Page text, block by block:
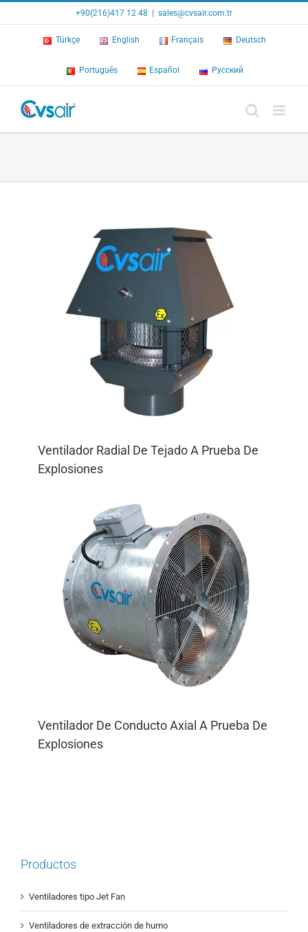
+90(216)417 12 48 sales@cvsair.com.tr
Türkçe English Français Deutsch
Português Español Русский
Ventilador Radial De Tejado A Prueba De
Explosiones
Ventilador De Conducto Axial A Prueba De
Explosiones
Productos
Ventiladores tipo Jet Fan
Ventiladores de extracción de humo